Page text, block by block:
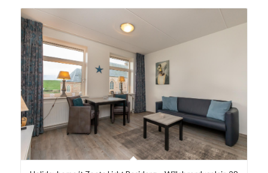
Product Land
Product Maximaal aantal personen
Product Prijs vanaf €
Product Rating
Product Reisorganisatie
Product Type vakantie